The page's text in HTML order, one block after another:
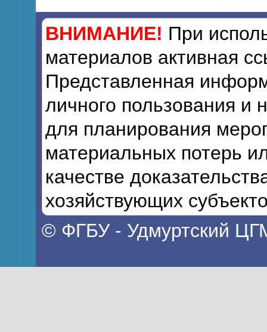
ВНИМАНИЕ! При
материалов активная
Представленная
личного пользования и
для планирования
материальных потерь
качестве
хозяйствующих
© ФГБУ - Удмуртский